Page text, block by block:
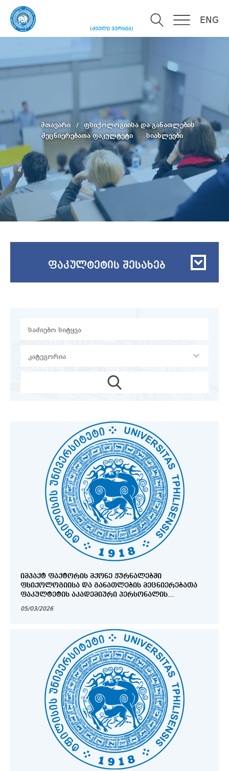
(ძველი ვერსია)
ENG
მთავარი
ფსიქოლოგიისა და განათლების
მეცნიერებათა ფაკულტეტი
სიახლეები
ფაკულტეტის შესახებ
ᲘᲛᲞᲐᲥᲢ ᲤᲐᲥᲢᲝᲠᲘᲡ ᲛᲥᲝᲜᲔ ᲟᲣᲠᲜᲐᲚᲔᲑᲨᲘ
ᲤᲡᲘᲥᲝᲚᲝᲒᲘᲘᲡᲐ ᲓᲐ ᲒᲐᲜᲐᲗᲚᲔᲑᲘᲡ ᲛᲔᲪᲜᲘᲔᲠᲔᲑᲐᲗᲐ
ᲤᲐᲙᲣᲚᲢᲔᲢᲘᲡ ᲐᲙᲐᲓᲔᲛᲘᲣᲠᲘ ᲞᲔᲠᲡᲝᲜᲐᲚᲘᲡ
2025
05/03/2026